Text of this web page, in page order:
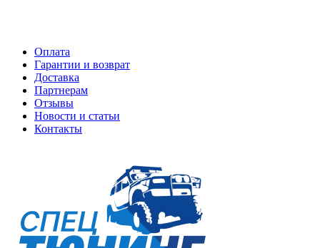
Оплата
Гарантии и возврат
Доставка
Партнерам
Отзывы
Новости и статьи
Контакты